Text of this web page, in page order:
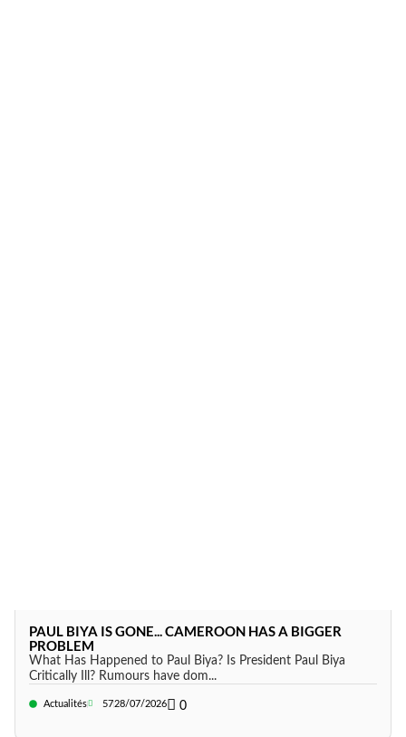
PAUL BIYA IS GONE... CAMEROON HAS A BIGGER
PROBLEM
What Has Happened to Paul Biya? Is President Paul Biya
Critically Ill? Rumours have dom...
Actualités 5728/07/2026 0